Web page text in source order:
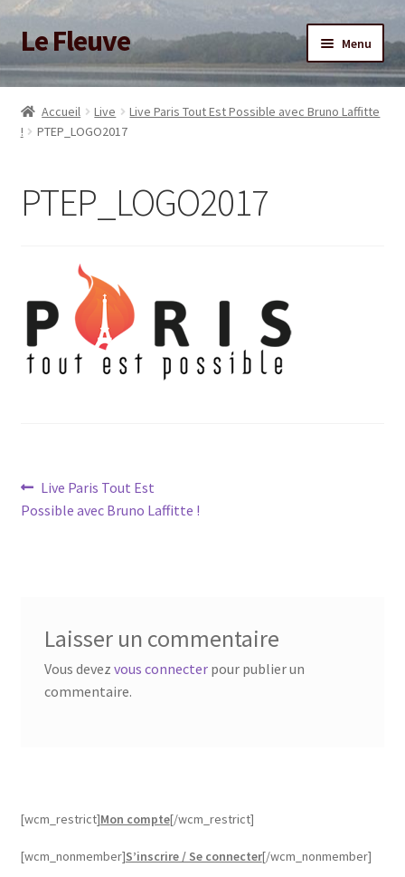
Aller
à
la
navigation
Aller
au
contenu
Le Fleuve Menu
Accueil
Ouvrir
le
Blog
Mon compte
Accueil Live
Live Paris Tout Est Possible avec Bruno Laffitte
!
PTEP_LOGO2017
PTEP_LOGO2017
Navigation
de
Article
précédent :
Live Paris Tout Est
Possible avec Bruno Laffitte !
Laisser un commentaire
Vous devez vous connecterpour publier un
commentaire.
[wcm_restrict]Mon compte[/wcm_restrict]
[wcm_nonmember]S’inscrire / Se connecter[/wcm_nonmember]